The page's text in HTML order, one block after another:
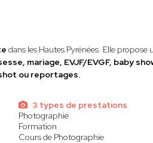
dans les Hautes Pyrénées. Elle
mariage, EVJF/EVGF, baby
ou reportages.
3 types de prestations
Photographie
Formation
Cours de Photographie